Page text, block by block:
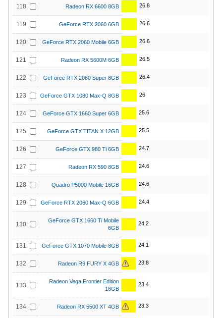
118 Radeon RX 6600 8GB 26.8
119 GeForce RTX 2060 6GB 26.6
120 GeForce RTX 2060 Mobile 6GB 26.6
121 Radeon RX 5600M 6GB 26.5
122 GeForce RTX 2060 Super 8GB 26.4
123 GeForce GTX 1080 Max-Q 8GB 26
124 GeForce GTX 1660 Super 6GB 25.6
125 GeForce GTX TITAN X 12GB 25.5
126 GeForce GTX 980 Ti 6GB 24.7
127 Radeon RX 590 8GB 24.6
128 Quadro P5000 Mobile 16GB 24.6
129 GeForce RTX 2060 Max-Q 6GB 24.4
130
GeForce GTX 1660 Ti Mobile
6GB
24.2
131 GeForce GTX 1070 Mobile 8GB 24.1
132 Radeon R9 FURY X 4GB 23.8
133
Radeon Vega Frontier Edition
16GB
23.4
134 Radeon RX 5500 XT 4GB 23.3